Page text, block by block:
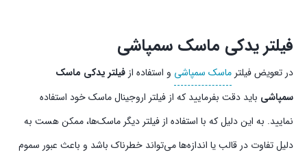
فیلتر یدکی ماسک سمپاشی
در تعویض فیلتر ماسک سمپاشی و استفاده از فیلتر یدکی ماسک
سمپاشی باید دقت بفرمایید که از فیلتر اروجینال ماسک خود استفاده
نمایید. به این دلیل که با استفاده از فیلتر‌ دیگر ماسک‌ها، ممکن هست به
دلیل تفاوت در قالب یا اندازه‌ها می‌تواند خطرناک باشد و باعث عبور سموم